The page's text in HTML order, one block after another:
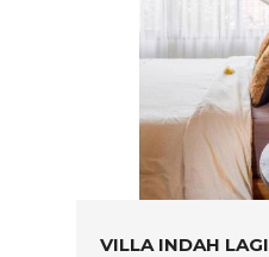
VILLA INDAH LAGI